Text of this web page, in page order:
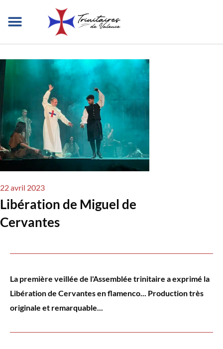
22 avril 2023
Libération de Miguel de
Cervantes
La première veillée de l'Assemblée trinitaire a exprimé la
Libération de Cervantes en flamenco... Production très
originale et remarquable...